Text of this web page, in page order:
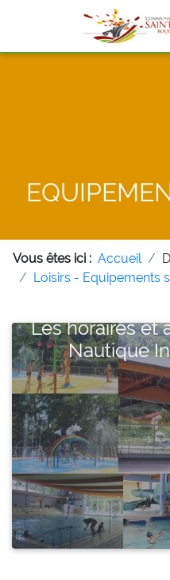
Vous êtes ici : Accueil
Loisirs - Equipements
Les horaires et
Nautique